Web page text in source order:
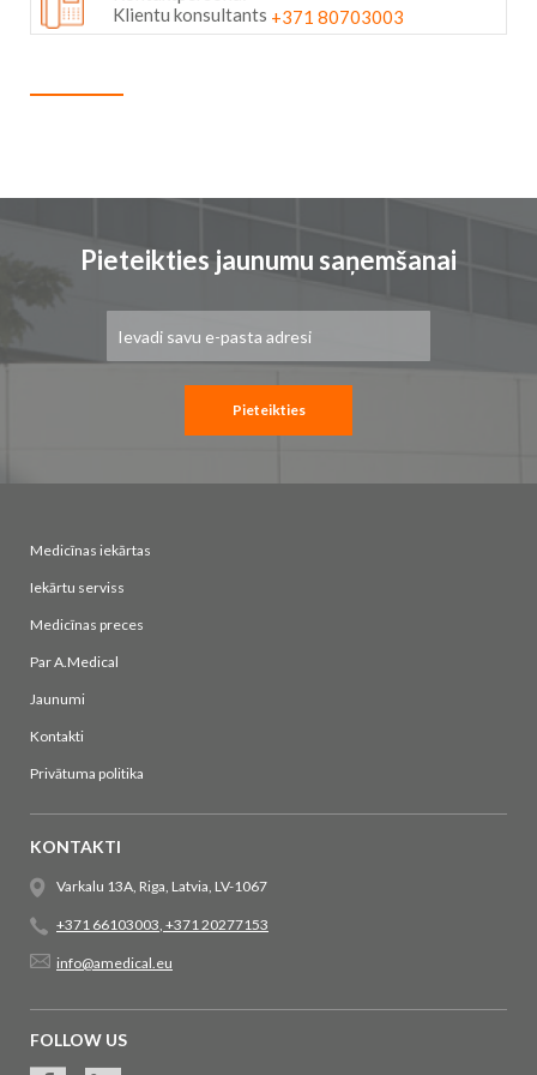
Klientu konsultants +371 80703003
Pieteikties jaunumu saņemšanai
saņemšanai:
Pieteikties
Medicīnas iekārtas
Iekārtu serviss
Medicīnas preces
Par A.Medical
Jaunumi
Kontakti
Privātuma politika
KONTAKTI
Varkalu 13A, Riga, Latvia, LV-1067
+371 66103003, +371 20277153
info@amedical.eu
FOLLOW US